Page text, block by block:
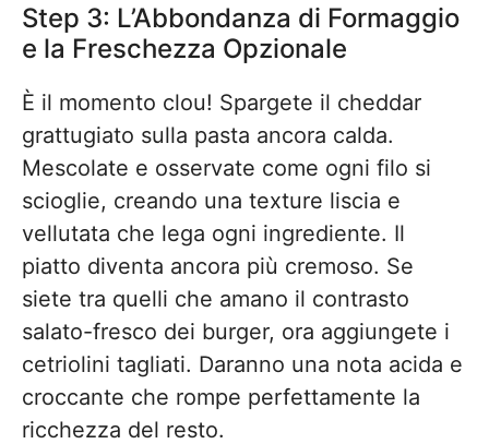
Step 3: L’Abbondanza di Formaggio
e la Freschezza Opzionale
È il momento clou! Spargete il cheddar
grattugiato sulla pasta ancora calda.
Mescolate e osservate come ogni filo si
scioglie, creando una texture liscia e
vellutata che lega ogni ingrediente. Il
piatto diventa ancora più cremoso. Se
siete tra quelli che amano il contrasto
salato-fresco dei burger, ora aggiungete i
cetriolini tagliati. Daranno una nota acida e
croccante che rompe perfettamente la
ricchezza del resto.